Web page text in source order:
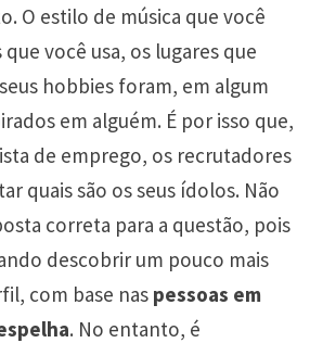
O estilo de música que você
você usa, os lugares que
hobbies foram, em algum
em alguém. É por isso que,
de emprego, os recrutadores
quais são os seus ídolos. Não
correta para a questão, pois
descobrir um pouco mais
com base nas pessoas em
. No entanto, é